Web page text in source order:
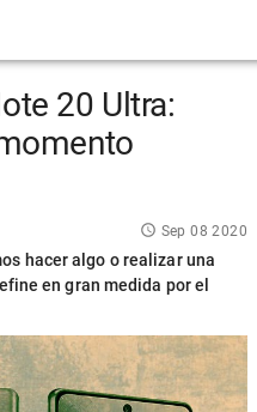
20 Ultra:
Sep 08 2020
hacer algo o realizar una
en gran medida por el